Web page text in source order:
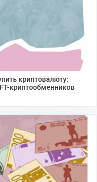
криптовалюту:
криптообменников